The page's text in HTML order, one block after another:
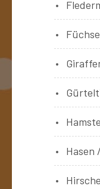
Füchse
Hasen